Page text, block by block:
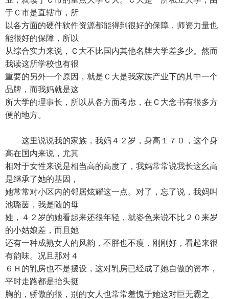
于Ｃ市是直辖市，所
以各方面的硬件软件资源都能得到很好的保障，师资力量也
能很好的保障，所以
从综合实力来说，Ｃ大不比国内其他名牌大学差多少。然而
我读这所学校也有很
重要的另外一个原因，就是Ｃ大是我家族产业下的其中一个
品牌，而我妈就是这
所大学的理事长，所以从各方面考虑，在Ｃ大念书有很多方
便的地方。
这里说说我的家族，我妈４２岁，身高１７０，这个身
高在国内来说，尤其
相对于女性来说是相当高的高度了，我妈常常说我长这幺高
是继承了她的基因，
她常常对小区内的邻居炫耀这一点。对了，忘了说，我妈叫
池璐茵，我是随的母
姓，４２岁的她看起来还很年轻，就姿色来说不比２０来岁
的小姑娘差，而且她
还有一种成熟女人的风韵，不胖也不瘦，刚刚好，看起来很
有韵味。况且那对４
６Ｈ的乳房也不是摆设，这对乳房已经成了她自傲的资本，
平时走路都是抬头挺
胸的，骄傲的很，别的女人也常常羞愧于她这对巨无霸之